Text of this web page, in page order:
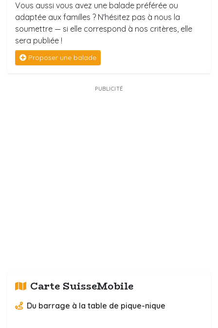
Vous aussi vous avez une balade préférée ou
adaptée aux familles ? N'hésitez pas à nous la
soumettre — si elle correspond à nos critères, elle
sera publiée !
Proposer une balade
PUBLICITÉ
Carte SuisseMobile
Du barrage à la table de pique-nique